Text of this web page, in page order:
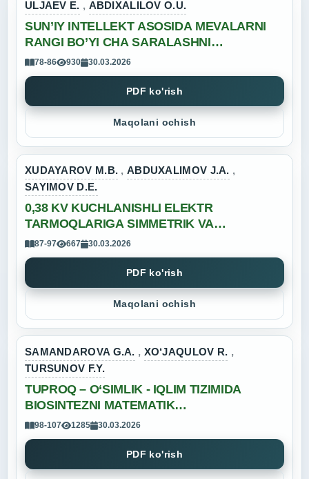
ULJAEV E. , ABDIXALILOV O.U.
SUN’IY INTELLEKT ASOSIDA MEVALARNI
RANGI BO’YI CHA SARALASHNI
INTELLEKTUALLASHTIRISH
78-86 930 30.03.2026
PDF ko'rish
Maqolani ochish
XUDAYAROV M.B. ,ABDUXALIMOV J.A. ,
SAYIMOV D.E.
0,38 KV KUCHLANISHLI ELEKTR
TARMOQLARIGA SIMMETRIK VA
NOSIMMETRIK YUKLAMALAR TA’SIRINI
MODELLASHTIRISH HAMDA TAHLIL QILISH
87-97 667 30.03.2026
PDF ko'rish
Maqolani ochish
SAMANDAROVA G.A. , XO‘JAQULOV R. ,
TURSUNOV F.Y.
TUPROQ – O‘SIMLIK - IQLIM TIZIMIDA
BIOSINTEZNI MATEMATIK
MODELLASHTIRISH
98-107 1285 30.03.2026
PDF ko'rish